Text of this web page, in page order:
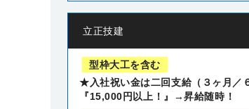
立正技建
型枠大工を含む
★入社祝い金は二回支給（３ヶ月
『15,000円以上！』→昇給随時！